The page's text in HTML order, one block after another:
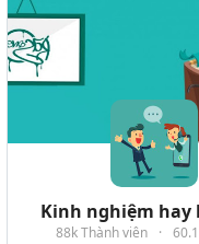
Kinh nghiệm hay
88k Thành viên ·